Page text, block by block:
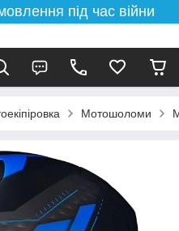
під час війни
Мотошоломи